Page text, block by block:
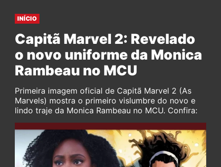
INÍCIO
Capitã Marvel 2: Revelado
o novo uniforme da Monica
Rambeau no MCU
Primeira imagem oficial de Capitã Marvel 2 (As
Marvels) mostra o primeiro vislumbre do novo e
lindo traje da Monica Rambeau no MCU. Confira: